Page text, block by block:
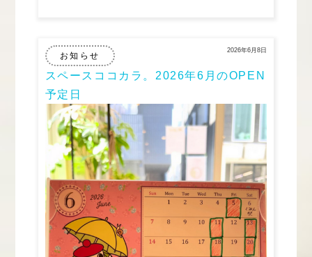
お知らせ
2026年6月8日
スペースココカラ。2026年6月のOPEN
予定日